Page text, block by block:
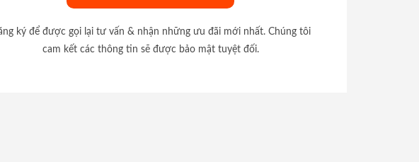
ký để được gọi lại tư vấn & nhận những ưu đãi mới nhất. Chúng tôi
cam kết các thông tin sẽ được bảo mật tuyệt đối.